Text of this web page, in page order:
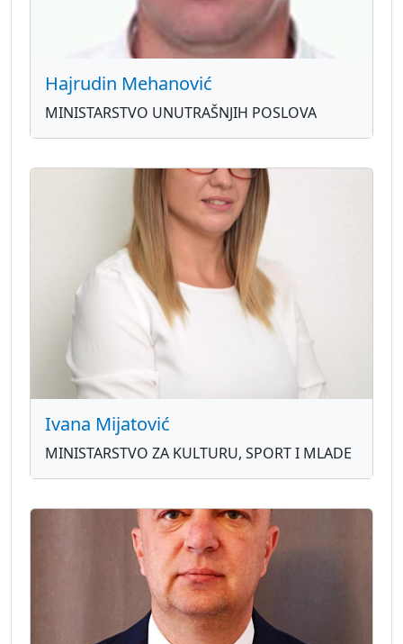
Hajrudin Mehanović
MINISTARSTVO UNUTRAŠNJIH POSLOVA
Ivana Mijatović
MINISTARSTVO ZA KULTURU, SPORT I MLADE